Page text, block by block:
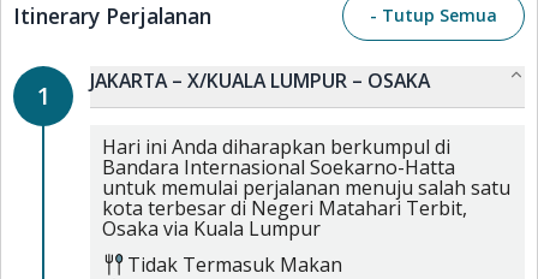
Itinerary Perjalanan - Tutup Semua
1 JAKARTA – X/KUALA LUMPUR – OSAKA
Hari ini Anda diharapkan berkumpul di
Bandara Internasional Soekarno-Hatta
untuk memulai perjalanan menuju salah satu
kota terbesar di Negeri Matahari Terbit,
Osaka via Kuala Lumpur
Tidak Termasuk Makan